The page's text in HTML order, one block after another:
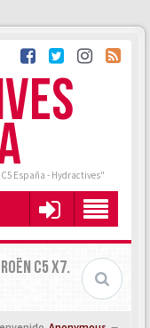
España - Hydractives"
C5 X7.